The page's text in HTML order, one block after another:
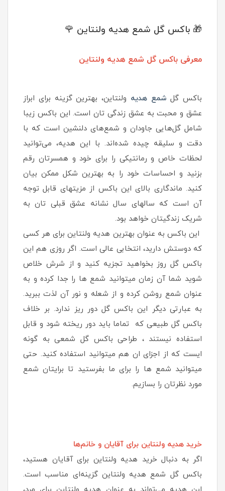
🎁 باکس گل شمع هدیه ولنتاین 🌹
معرفی باکس گل شمع هدیه ولنتاین
باکس گل شمع هدیه ولنتاین، بهترین گزینه برای ابراز
عشق و محبت به عشق زندگی تان است. این باکس زیبا
شامل گل‌هایی جاودان و شمع‌های دلنشین است که با
دقت و سلیقه چیده شده‌اند. با این هدیه، می‌توانید
لحظات خاص و رمانتیکی را برای خود و همسرتان رقم
بزنید و احساسات خود را به بهترین شکل ممکن بیان
کنید. ماندگاری بالای این باکس از مزیتهای قابل توجه
آن است که سالهای سال نشانه عشق قبلی تان به
شریک زندگیتان خواهد بود.
این باکس به عنوان بهترین هدیه ولنتاین برای هر کسی
که دوستش دارید، انتخابی عالی است. اگر روزی هم این
باکس گل روز بخواهید تجزیه کنید و از شرش خلاص
شوید شما آن زمان میتوانید شمع ها را جدا کرده و به
عنوان شمع روشن کرده و از شعله و نور آن لذت ببرید.
به عبارتی دیگر این باکس گل دور ریز ندارد. بر خلاف
باکس گل طبیعی که تماما باید دور ریخته شود و قابل
استفاده نیستند ، طراحی باکس گل شمعی به گونه
ایست که از اجزای ان هم میتوانید استفاده کنید. حتی
میتوانید شمع ها را برای ما بفرستید تا برایتان شمع
مورد نظرتان را بسازیم.
خرید هدیه ولنتاین برای آقایان و خانم‌ها
اگر به دنبال خرید هدیه ولنتاین برای آقایان هستید،
باکس گل شمع هدیه ولنتاین گزینه‌ای مناسب است.